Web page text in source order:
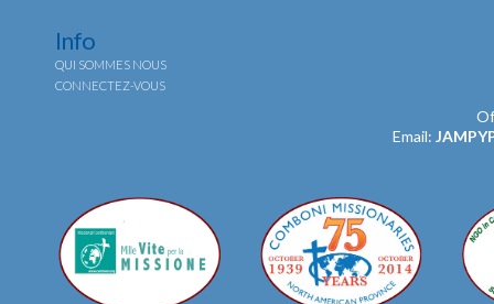
Info
QUI SOMMES NOUS
CONNECTEZ-VOUS
Email: